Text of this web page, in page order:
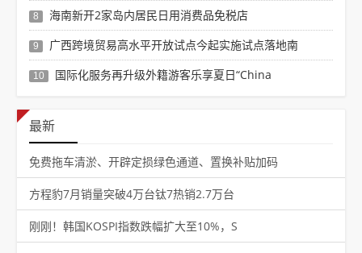
8 海南新开2家岛内居民日用消费品免税店
9 广西跨境贸易高水平开放试点今起实施试点落地南
10 国际化服务再升级外籍游客乐享夏日“China
最新
免费拖车清淤、开辟定损绿色通道、置换补贴加码
方程豹7月销量突破4万台钛7热销2.7万台
刚刚！韩国KOSPI指数跌幅扩大至10%，S